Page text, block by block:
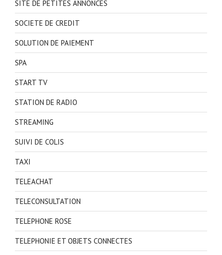
SITE DE PETITES ANNONCES
SOCIETE DE CREDIT
SOLUTION DE PAIEMENT
SPA
START TV
STATION DE RADIO
STREAMING
SUIVI DE COLIS
TAXI
TELEACHAT
TELECONSULTATION
TELEPHONE ROSE
TELEPHONIE ET OBJETS CONNECTES